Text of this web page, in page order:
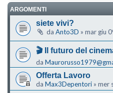
ARGOMENTI
siete vivi?
da Anto3D » mar giu
🎬 Il futuro del
da
Offerta Lavoro
da Max3Depentori » mer